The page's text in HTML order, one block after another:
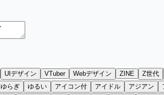
UIデザイン VTuber Webデザイン ZINE Z世代
ゆらぎ ゆるい アイコン付 アイドル アジアン